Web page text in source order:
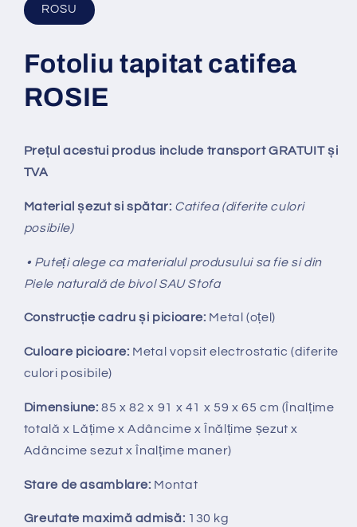
ROSU
Fotoliu tapitat catifea
ROSIE
Prețul acestui produs include transport GRATUIT și
TVA
Material șezut si spătar: Catifea (diferite culori
posibile)
• Puteți alege ca materialul produsului sa fie si din
Piele naturală de bivol SAU Stofa
Construcție cadru și picioare: Metal (oțel)
Culoare picioare: Metal vopsit electrostatic (diferite
culori posibile)
Dimensiune: 85 x 82 x 91 x 41 x 59 x 65 cm (Înalțime
totală x Lățime x Adâncime x Înălțime șezut x
Adâncime sezut x Înalțime maner)
Stare de asamblare: Montat
Greutate maximă admisă: 130 kg